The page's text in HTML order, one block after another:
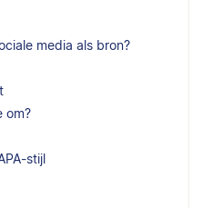
media als bron?
om?
stijl